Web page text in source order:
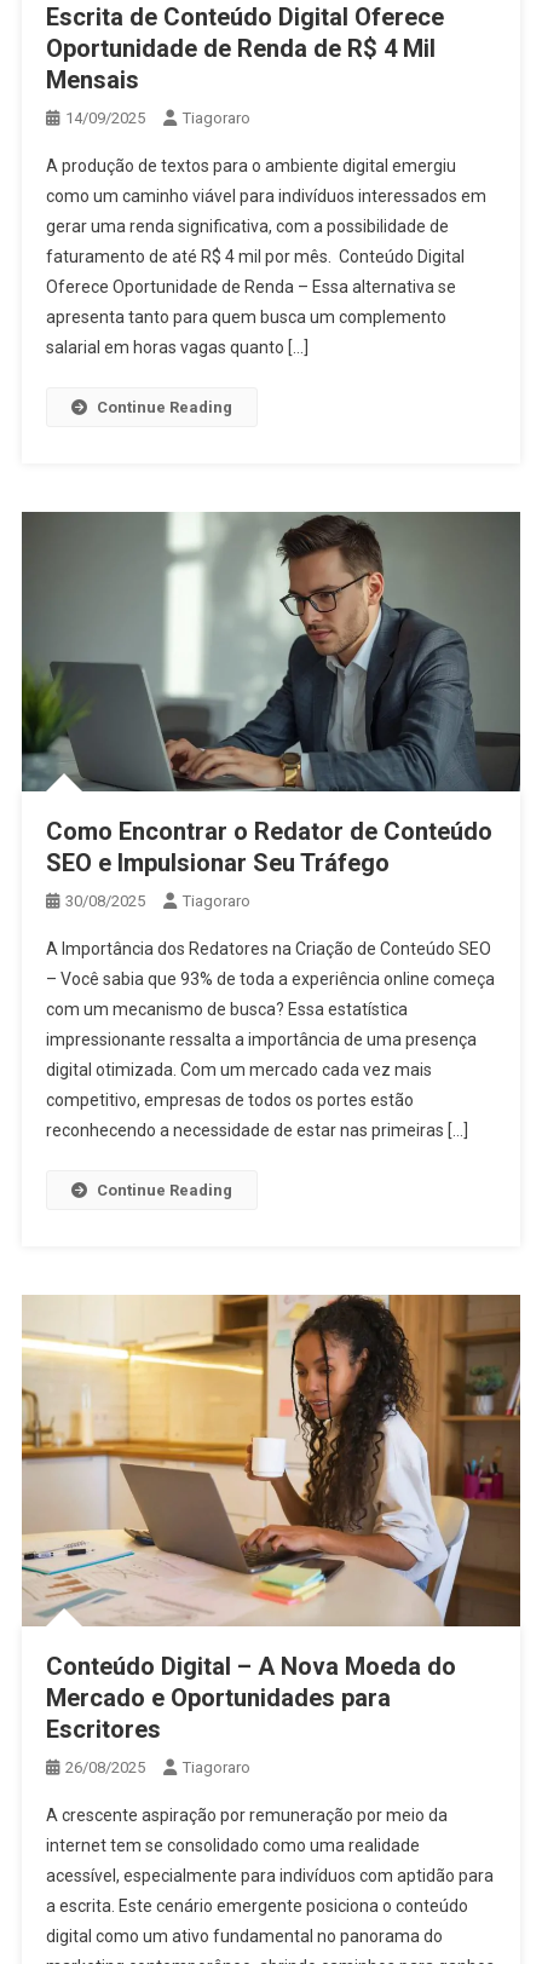
Escrita de Conteúdo Digital Oferece
Oportunidade de Renda de R$ 4 Mil
Mensais
14/09/2025 Tiagoraro
A produção de textos para o ambiente digital emergiu
como um caminho viável para indivíduos interessados em
gerar uma renda significativa, com a possibilidade de
faturamento de até R$ 4 mil por mês. Conteúdo Digital
Oferece Oportunidade de Renda – Essa alternativa se
apresenta tanto para quem busca um complemento
salarial em horas vagas quanto […]
Continue Reading
Como Encontrar o Redator de Conteúdo
SEO e Impulsionar Seu Tráfego
30/08/2025 Tiagoraro
A Importância dos Redatores na Criação de Conteúdo SEO
– Você sabia que 93% de toda a experiência online começa
com um mecanismo de busca? Essa estatística
impressionante ressalta a importância de uma presença
digital otimizada. Com um mercado cada vez mais
competitivo, empresas de todos os portes estão
reconhecendo a necessidade de estar nas primeiras […]
Continue Reading
Conteúdo Digital – A Nova Moeda do
Mercado e Oportunidades para
Escritores
26/08/2025 Tiagoraro
A crescente aspiração por remuneração por meio da
internet tem se consolidado como uma realidade
acessível, especialmente para indivíduos com aptidão para
a escrita. Este cenário emergente posiciona o conteúdo
digital como um ativo fundamental no panorama do